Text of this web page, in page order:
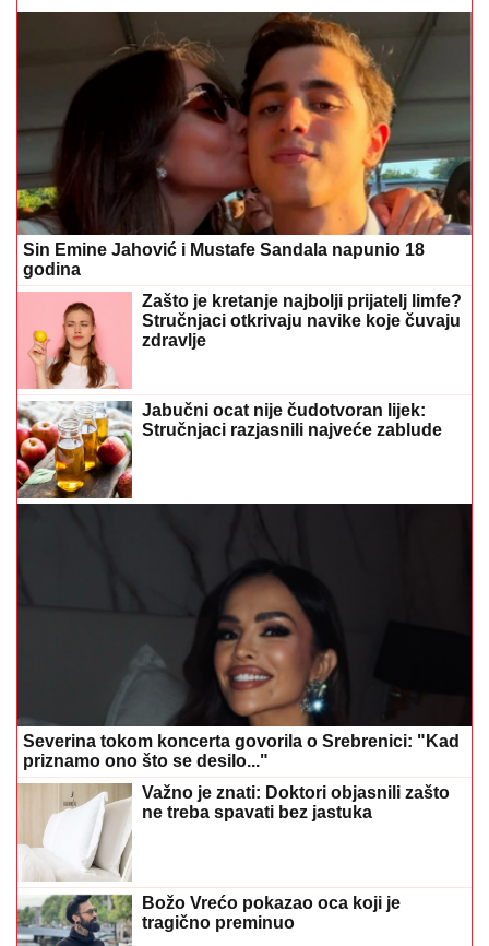
Sin Emine Jahović i Mustafe Sandala napunio 18
godina
Zašto je kretanje najbolji prijatelj limfe?
Stručnjaci otkrivaju navike koje čuvaju
zdravlje
Jabučni ocat nije čudotvoran lijek:
Stručnjaci razjasnili najveće zablude
Severina tokom koncerta govorila o Srebrenici: "Kad
priznamo ono što se desilo..."
Važno je znati: Doktori objasnili zašto
ne treba spavati bez jastuka
Božo Vrećo pokazao oca koji je
tragično preminuo